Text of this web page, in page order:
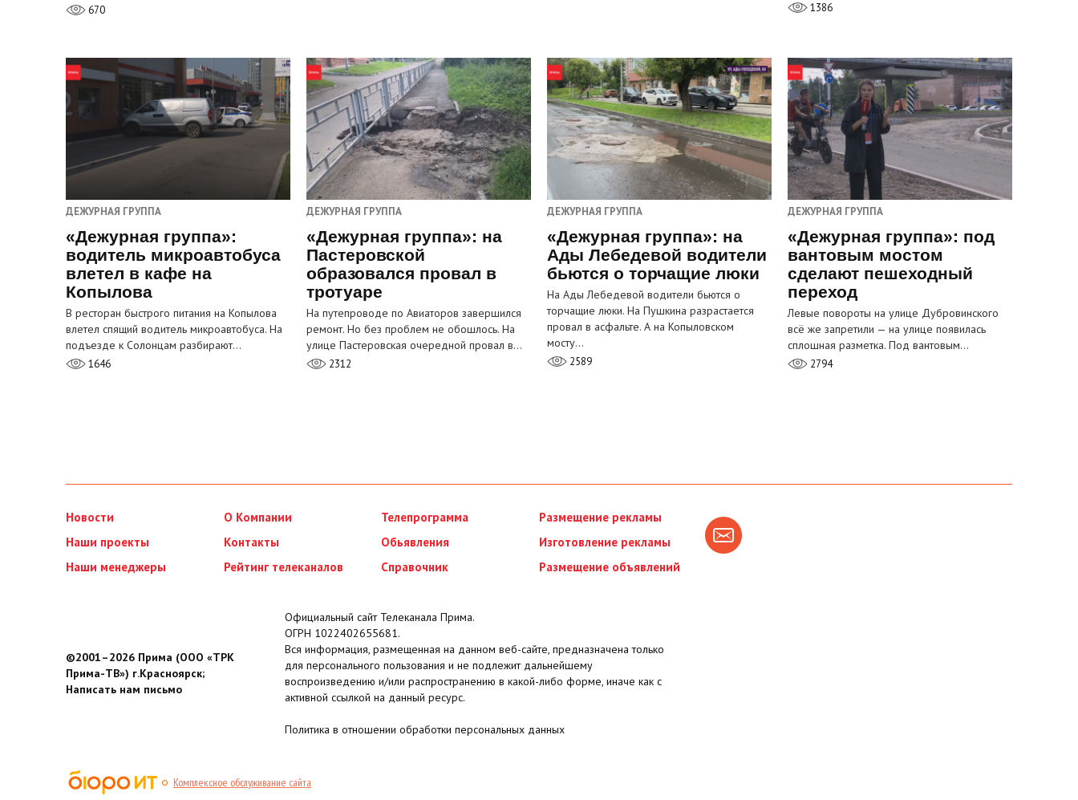
670 1386
ДЕЖУРНАЯ ГРУППА
«Дежурная группа»:
водитель микроавтобуса
влетел в кафе на
Копылова
В ресторан быстрого питания на Копылова
влетел спящий водитель микроавтобуса. На
подъезде к Солонцам разбирают…
1646
ДЕЖУРНАЯ ГРУППА
«Дежурная группа»: на
Пастеровской
образовался провал в
тротуаре
На путепроводе по Авиаторов завершился
ремонт. Но без проблем не обошлось. На
улице Пастеровская очередной провал в…
2312
ДЕЖУРНАЯ ГРУППА
«Дежурная группа»: на
Ады Лебедевой водители
бьются о торчащие люки
На Ады Лебедевой водители бьются о
торчащие люки. На Пушкина разрастается
провал в асфальте. А на Копыловском
мосту…
2589
ДЕЖУРНАЯ ГРУППА
«Дежурная группа»: под
вантовым мостом
сделают пешеходный
переход
Левые повороты на улице Дубровинского
всё же запретили — на улице появилась
сплошная разметка. Под вантовым…
2794
Новости
Наши проекты
Наши менеджеры
О Компании
Контакты
Рейтинг телеканалов
Телепрограмма
Обьявления
Справочник
Размещение рекламы
Изготовление рекламы
Размещение объявлений
©2001–2026 Прима (ООО «ТРК
Прима-ТВ») г.Красноярск;
Написать нам письмо
Официальный сайт Телеканала Прима.
ОГРН 1022402655681.
Вся информация, размещенная на данном веб-сайте, предназначена только
для персонального пользования и не подлежит дальнейшему
воспроизведению и/или распространению в какой-либо форме, иначе как с
активной ссылкой на данный ресурс.
Политика в отношении обработки персональных данных
Комплексное обслуживание сайта